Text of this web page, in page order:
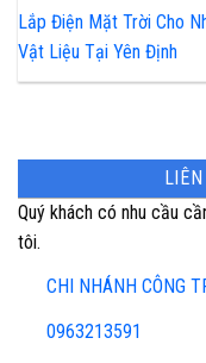
Lắp Điện Mặt Trời Cho
Vật Liệu Tại Yên Định
Quý khách có nhu cầu
tôi.
CHI NHÁNH CÔNG
0963213591